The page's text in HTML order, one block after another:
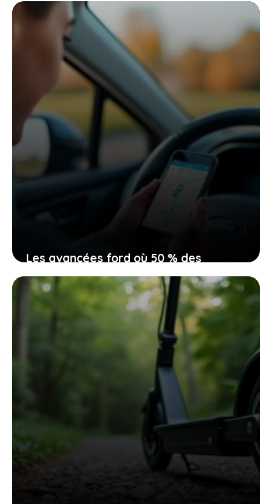
interpelle
19 mai 2026
Les avancées ford où 50 % des
voitures vendues sont électriques, une
invitation à repenser votre mobilité
18 mai 2026